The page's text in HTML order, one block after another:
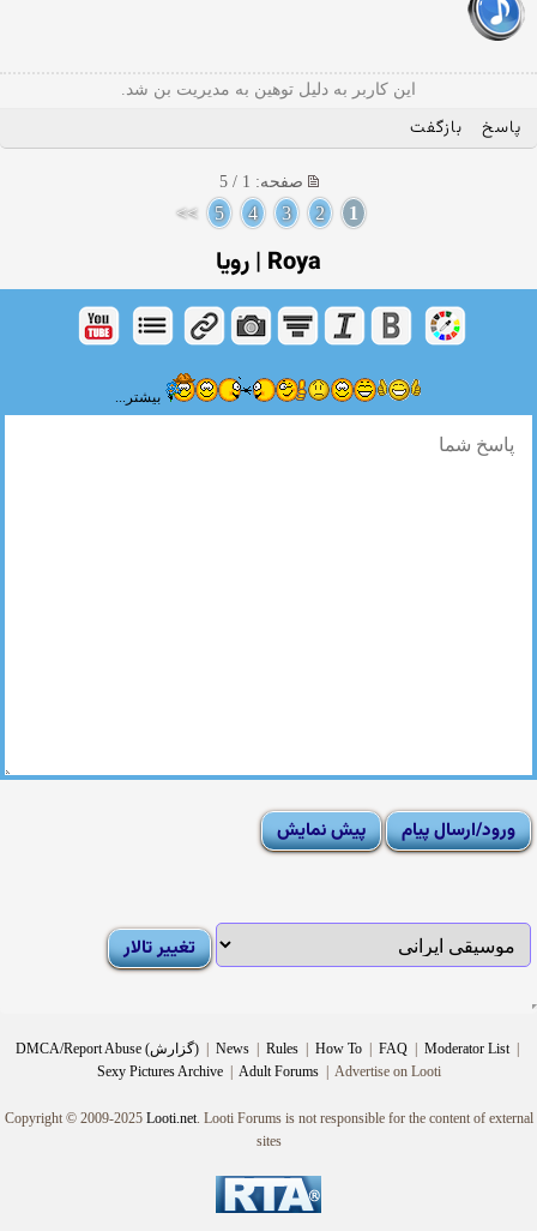
این کاربر به دلیل توهین به مدیریت بن شد.
پاسخ بازگفت
صفحه: 1 / 5
1
2
3
4
5
>>
Roya | رویا
بیشتر...
DMCA/Report Abuse (گزارش) | News | Rules | How To | FAQ | Moderator List |
Sexy Pictures Archive | Adult Forums |Advertise on Looti
Copyright © 2009-2025 Looti.net. Looti Forums is not responsible for the content of external
sites